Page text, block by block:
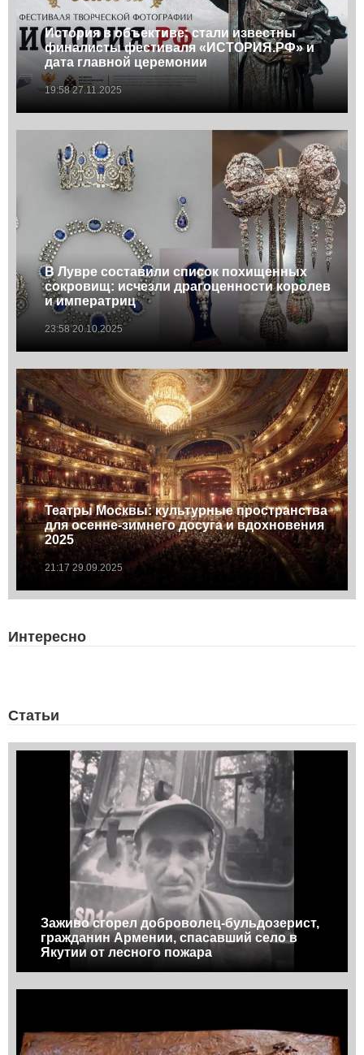
История в объективе: cтали известны
финалисты фестиваля «ИСТОРИЯ.РФ» и
дата главной церемонии
19:58 27.11.2025
В Лувре составили список похищенных
сокровищ: исчезли драгоценности королев
и императриц
23:58 20.10.2025
Театры Москвы: культурные пространства
для осенне-зимнего досуга и вдохновения
2025
21:17 29.09.2025
Интересно
Статьи
Заживо сгорел доброволец-бульдозерист,
гражданин Армении, спасавший село в
Якутии от лесного пожара